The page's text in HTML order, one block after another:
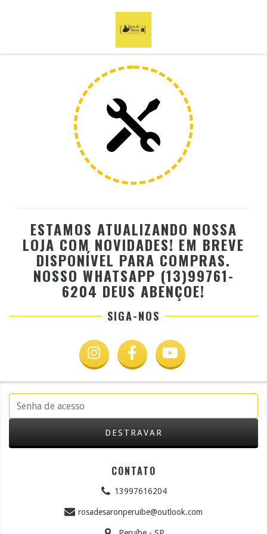
ESTAMOS ATUALIZANDO NOSSA
LOJA COM NOVIDADES! EM BREVE
DISPONÍVEL PARA COMPRAS.
NOSSO WHATSAPP (13)99761-
6204 DEUS ABENÇOE!
SIGA-NOS
CONTATO
13997616204
rosadesaronperuibe@outlook.com